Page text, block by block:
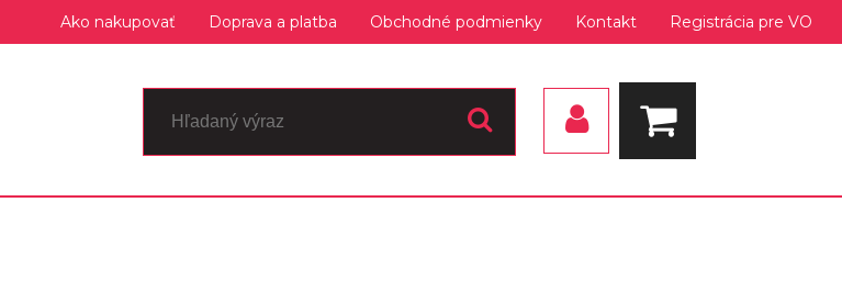
Ako nakupovať Doprava a platba Obchodné podmienky Kontakt Registrácia pre VO